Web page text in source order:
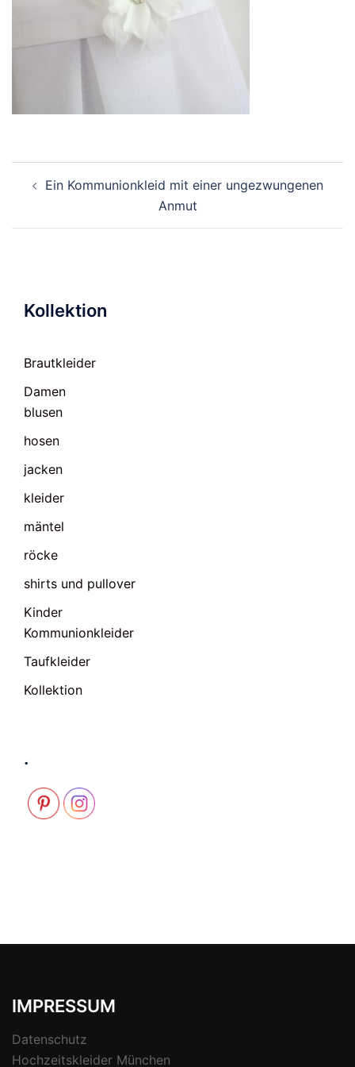
Ein Kommunionkleid mit einer ungezwungenen
Anmut
Kollektion
Brautkleider
Damen
blusen
hosen
jacken
kleider
mäntel
röcke
shirts und pullover
Kinder
Kommunionkleider
Taufkleider
Kollektion
.
IMPRESSUM
Datenschutz
Hochzeitskleider München